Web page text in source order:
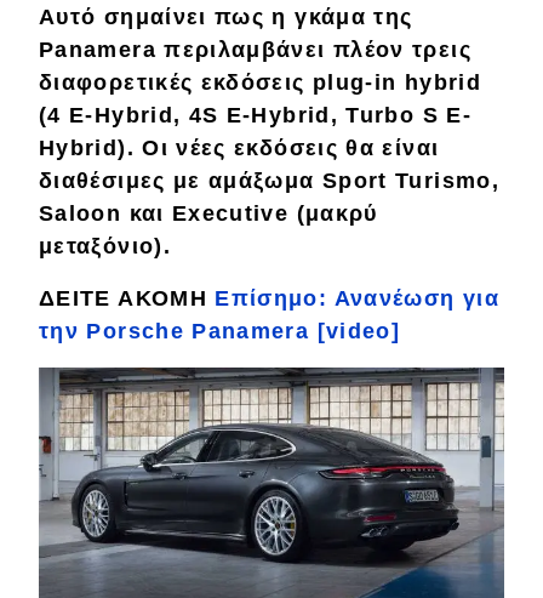
Νέα μοντέλα
Πρωτότυπα
Ελλάδα
Κόσμος
Τεχνολογία
Ασφάλεια
Αγορά
Απόψεις
Test Drive
Δοκιμή
Αποστολή
Συγκρίνουμε
Αυτό σημαίνει πως η γκάμα της
Panamera περιλαμβάνει πλέον τρεις
διαφορετικές εκδόσεις plug-in hybrid
(4 E-Hybrid, 4S E-Hybrid, Turbo S E-
Hybrid). Οι νέες εκδόσεις θα είναι
διαθέσιμες με αμάξωμα Sport Turismo,
Saloon και Executive (μακρύ
μεταξόνιο).
ΔΕΙΤΕ ΑΚΟΜΗ Επίσημο: Ανανέωση για
την Porsche Panamera [video]